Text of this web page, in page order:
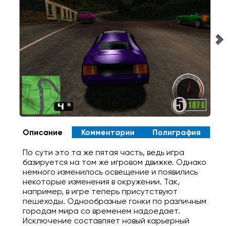
Описание Комментарии Полиграфия
По сути это та же пятая часть, ведь игра
базируется на том же игровом движке. Однако
немного изменилось освещение и появились
некоторые изменения в окружении. Так,
например, в игре теперь присутствуют
пешеходы. Однообразные гонки по различным
городам мира со временем надоедает.
Исключение составляет новый карьерный